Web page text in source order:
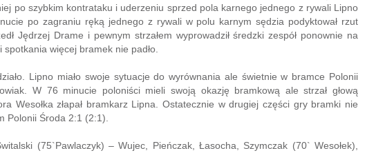
po szybkim kontrataku i uderzeniu sprzed pola karnego jednego z rywali Lipno
po zagraniu ręką jednego z rywali w polu karnym sędzia podyktował rzut
Jędrzej Drame i pewnym strzałem wyprowadził średzki zespół ponownie na
więcej bramek nie padło.
Lipno miało swoje sytuacje do wyrównania ale świetnie w bramce Polonii
W 76 minucie poloniści mieli swoją okazję bramkową ale strzał głową
Wesołka złapał bramkarz Lipna. Ostatecznie w drugiej części gry bramki nie
Polonii Środa 2:1 (2:1).
(75`Pawlaczyk) – Wujec, Pieńczak, Łasocha, Szymczak (70` Wesołek),